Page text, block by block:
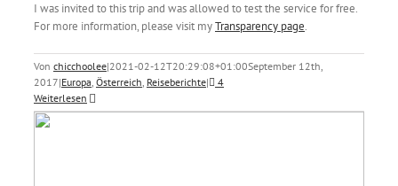
I was invited to this trip and was allowed to test the service for free.
For more information, please visit myTransparency page.
Von chicchoolee|2021-02-12T20:29:08+01:00September 12th,
2017|Europa, Österreich, Reiseberichte|
4
Weiterlesen